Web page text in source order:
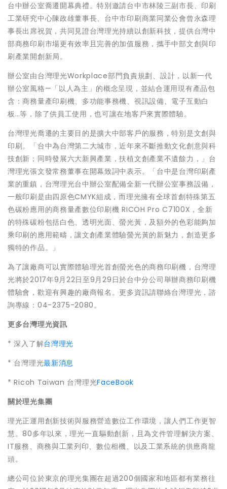
台中辦公室喬遷開幕典禮。特別邀請台中市林陵三副市長、印刷
工業研究中心陳政雄董事長、台中市印刷商業同業公會曾永森理
事長出席祝賀，共同見證台灣理光持續以創新科技，提供台灣中
部商務印刷市場更有效率且完善的加值服務，攜手中部文創與印
刷產業開創新局。
辦公室由台灣理光Workplace部門負責規劃、設計，以新一代
辦公室風格—「以人為主」的概念呈現，並結合運用現有產品包
含：商務量產印刷機、多功能事務機、視訊設備、電子互動白
板…等，除了供員工使用，也可讓在地客戶來實際體驗。
台灣理光喬遷的主要目的是擴大中部客戶的服務，特別是文創與
印刷。「台中為台灣第二大城市，近年來不斷推動文化創意與科
技創新；同時發展六大新興產業，扶植文創產業不遺餘力，」台
灣理光張文發常務董事在開幕致詞中表示。「台中是台灣印刷產
業的重鎮，台灣理光台中辦公室配備全新一代辦公室事務設備，
一般印刷是由四原色CMYK組成，而理光擁有全球首創特殊第五
色碳粉應用的商務量產數位印刷機 RICOH Pro C7100X，全新
的特殊碳粉包括白色、透明光面、螢光黃，及額外的色彩能夠加
乘印刷的應用範疇，讓文創產業體驗螢光黃的新魅力，創造更多
獨特的作品。」
為了讓廠商可以實際體驗理光首創螢光色的商務印刷機，台灣理
光將於2017年9月22日至9月29日於台中分公司舉辦商務印刷機
體驗會，歡迎有興趣的廠商報名。更多資訊請聯絡台灣理光，諮
詢專線：04-2375-2080。
更多台灣理光資訊
* 深入了解台灣理光
* 台灣理光最新消息
* Ricoh Taiwan 台灣理光FaceBook
關於理光集團
理光正運用創新技術與服務營造數位工作環境，讓人們工作更智
慧。80多年以來，理光一直驅動創新，且為文件管理解決方案、
IT服務、商務與工業列印、數位相機、以及工業系統的供應商龍
頭。
總公司位於東京的理光集團在超過200個國家和地區都有業務往